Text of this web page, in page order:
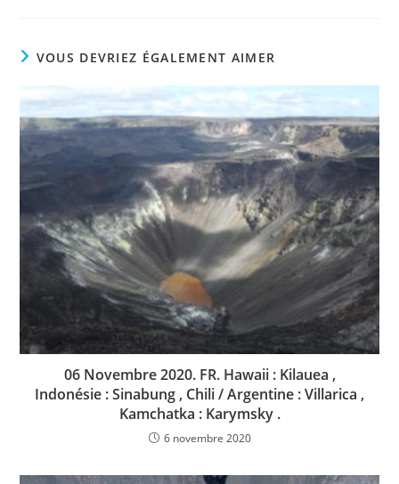
VOUS DEVRIEZ ÉGALEMENT AIMER
06 Novembre 2020. FR. Hawaii : Kilauea ,
Indonésie : Sinabung , Chili / Argentine : Villarica ,
Kamchatka : Karymsky .
6 novembre 2020